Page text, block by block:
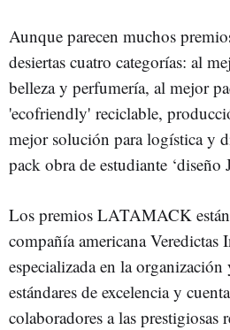
Aunque parecen muchos
desiertas cuatro categorías: al
belleza y perfumería, al mejor
'ecofriendly' reciclable,
mejor solución para logística y
pack obra de estudiante ‘diseño
Los premios LATAMACK
compañía americana Veredictas
especializada en la
estándares de excelencia y
colaboradores a las prestigiosas